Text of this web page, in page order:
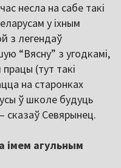
несла на сабе такі
у іхным
з легендаў
“Вясну” з угодкамі,
(тут такі
на старонках
ў школе будуць
сказаў Севярынец.
імем агульным